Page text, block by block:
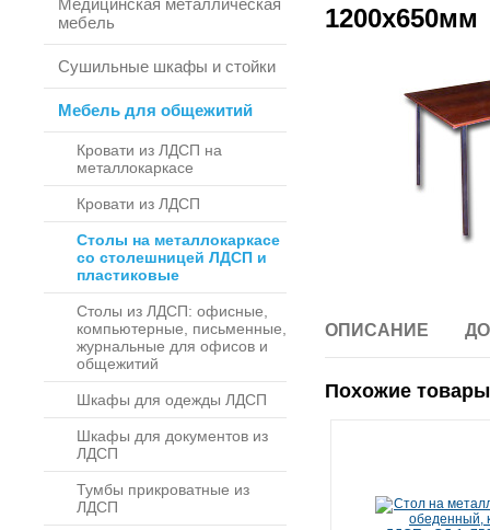
Медицинская металлическая
мебель
Сушильные шкафы и стойки
Мебель для общежитий
Кровати из ЛДСП на
металлокаркасе
Кровати из ЛДСП
Столы на металлокаркасе
со столешницей ЛДСП и
пластиковые
Столы из ЛДСП: офисные,
компьютерные, письменные,
журнальные для офисов и
общежитий
Шкафы для одежды ЛДСП
Шкафы для документов из
ЛДСП
Тумбы прикроватные из
ЛДСП
1200х650мм
ОПИСАНИЕ
Похожие